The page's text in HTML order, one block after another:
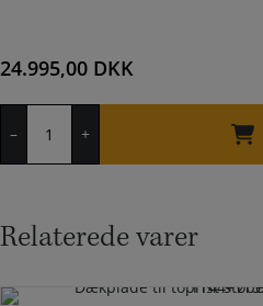
24.995,00 DKK
–
TT23RGS
+
Relaterede varer